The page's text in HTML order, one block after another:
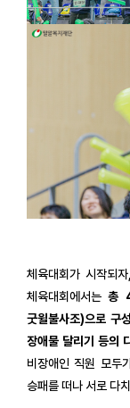
체육대회가 시작되
체육대회에서는 총
굿윌불사조)으로 구
장애물 달리기 등의
비장애인 직원 모두
승패를 떠나 서로 다